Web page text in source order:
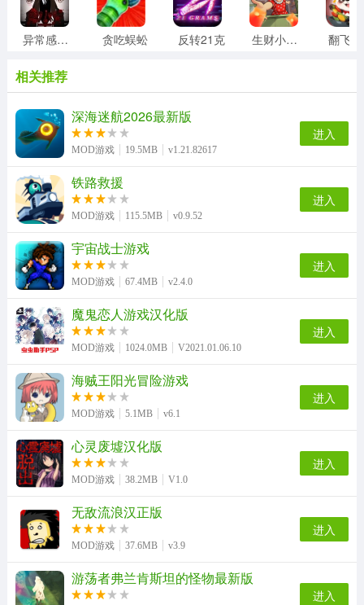
异常感染最新版 贪吃蜈蚣 反转21克 生财小菜园
相关推荐
深海迷航2026最新版
MOD游戏 19.5MB v1.21.82617
进入
铁路救援
MOD游戏 115.5MB v0.9.52
进入
宇宙战士游戏
MOD游戏 67.4MB v2.4.0
进入
魔鬼恋人游戏汉化版
MOD游戏 1024.0MB V2021.01.06.10
进入
海贼王阳光冒险游戏
MOD游戏 5.1MB v6.1
进入
心灵废墟汉化版
MOD游戏 38.2MB V1.0
进入
无敌流浪汉正版
MOD游戏 37.6MB v3.9
进入
游荡者弗兰肯斯坦的怪物最新版
进入